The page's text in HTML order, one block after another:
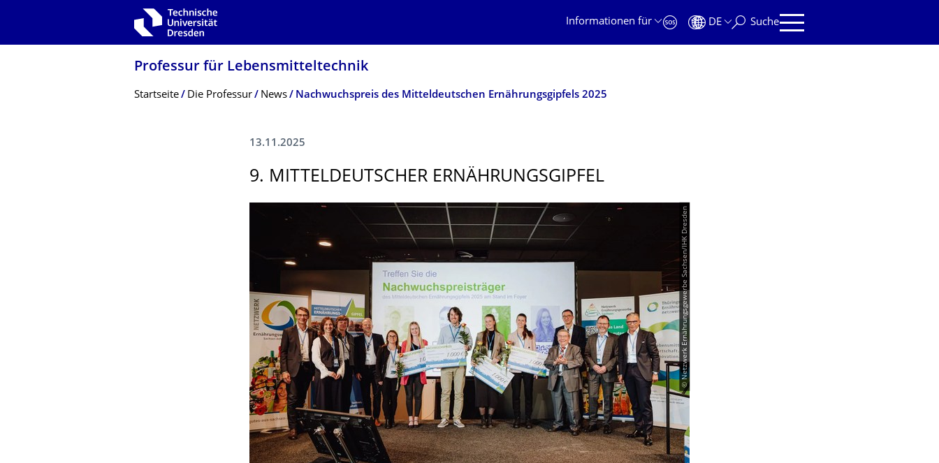
Zur Hauptnavigation springen
Informationen für
DE Suche
Professur für Lebensmitteltech­nik
Breadcrumb-Menü
Startseite Die Professur News Nachwuchspreis des Mitteldeutschen Ernährungsgipfels 2025
13.11.2025
9. MITTELDEUTSCHER ERNÄHRUNGSGIP­FEL
© Netzwerk Ernährungsgewerbe Sachsen/IHK Dresden